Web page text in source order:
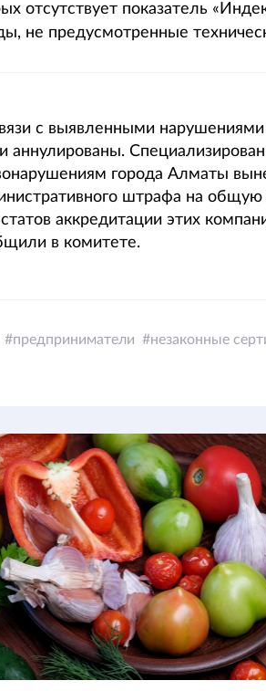
отсутствует показатель
не предусмотренные
с выявленными
аннулированы.
города Алматы
штрафа на общую
аккредитации этих
в комитете.
предприниматели незаконные